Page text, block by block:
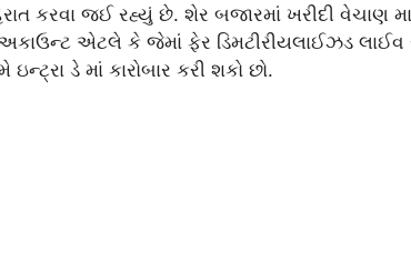
કરવા જઈ રહ્યું છે. શેર બજારમાં ખરીદી વેચાણ
એટલે કે જેમાં ફેર ડિમટીરીયલાઈઝડ
ડે માં કારોબાર કરી શકો છો.